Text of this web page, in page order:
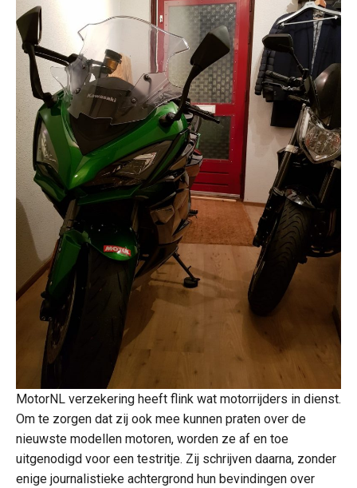
MotorNL verzekering heeft flink wat motorrijders in dienst.
Om te zorgen dat zij ook mee kunnen praten over de
nieuwste modellen motoren, worden ze af en toe
uitgenodigd voor een testritje. Zij schrijven daarna, zonder
enige journalistieke achtergrond hun bevindingen over